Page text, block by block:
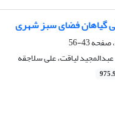
گیاهان فضای سبز شهری
43-56
لیاقت، علی سلاجقه